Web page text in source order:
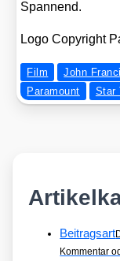
Span­nend.
Logo Copy­right
Film John
Paramount
Star
Beitragsart
Kommentar